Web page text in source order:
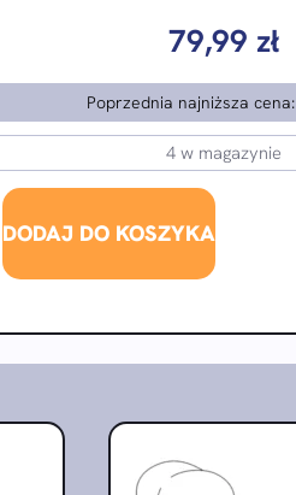
79,99 zł
Poprzednia najniższa cena:
4 w magazynie
DODAJ DO KOSZYKA